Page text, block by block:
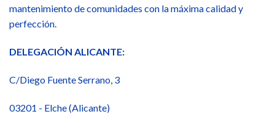
mantenimiento de comunidades con la máxima calidad y
perfección.
DELEGACIÓN ALICANTE:
C/Diego Fuente Serrano, 3
03201 - Elche (Alicante)